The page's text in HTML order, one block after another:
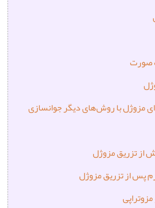
صورت
مزوژل با روش‌های دیگر جوانسازی
از تزریق مزوژل
پس از تزریق مزوژل